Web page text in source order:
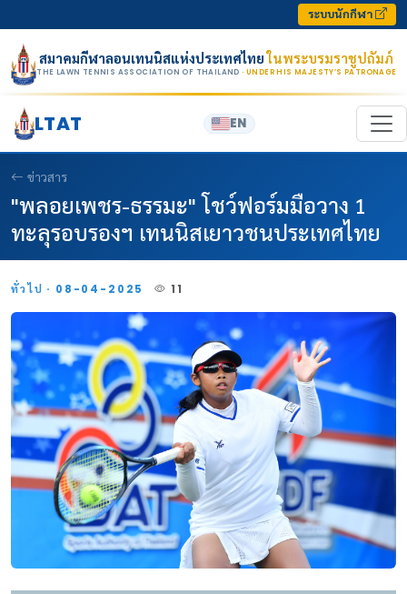
ระบบนักกีฬา
สมาคมกีฬาลอนเทนนิสแห่งประเทศไทยในพระบรมราชูปถัมภ์
THE LAWN TENNIS ASSOCIATION OF THAILAND · UNDER HIS MAJESTY’S PATRONAGE
LTAT EN
ข่าวสาร
"พลอยเพชร-ธรรมะ" โชว์ฟอร์มมือวาง 1
ทะลุรอบรองฯ เทนนิสเยาวชนประเทศไทย
ทั่วไป · 08-04-2025 11